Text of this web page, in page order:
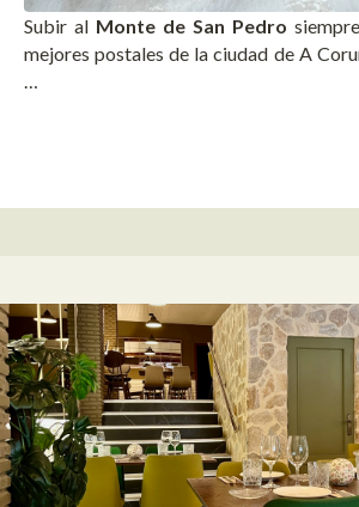
Subir al Monte de San Pedro
mejores postales de la ciudad de A